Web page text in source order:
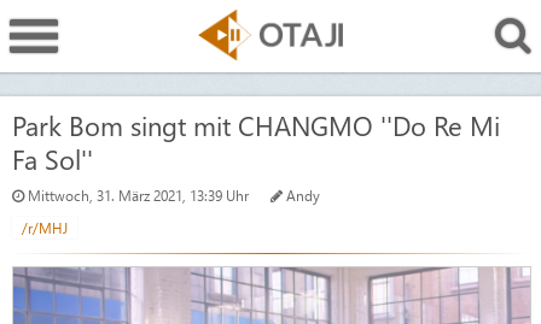
Park Bom singt mit CHANGMO ''Do Re Mi
Fa Sol''
Mittwoch, 31. März 2021, 13:39 Uhr
Andy
/r/MHJ